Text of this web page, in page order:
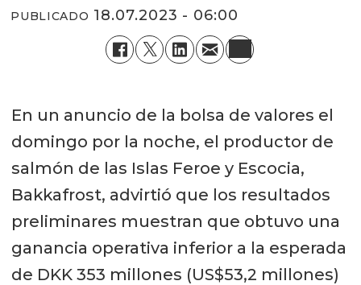
PUBLICADO 18.07.2023 - 06:00
En un anuncio de la bolsa de valores el
domingo por la noche, el productor de
salmón de las Islas Feroe y Escocia,
Bakkafrost, advirtió que los resultados
preliminares muestran que obtuvo una
ganancia operativa inferior a la esperada
de DKK 353 millones (US$53,2 millones)